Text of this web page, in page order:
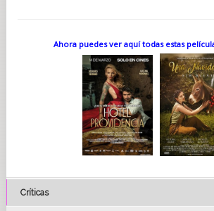
Ahora puedes ver aquí todas estas
Críticas